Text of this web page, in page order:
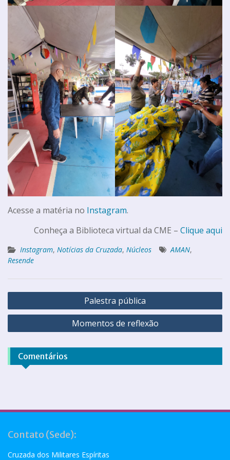
Acesse a matéria no Instagram.
Conheça a Biblioteca virtual da CME – Clique aqui
Instagram, Notícias da Cruzada, Núcleos AMAN,
Resende
Palestra pública
Momentos de reflexão
Comentários
Contato (Sede):
Cruzada dos Militares Espíritas